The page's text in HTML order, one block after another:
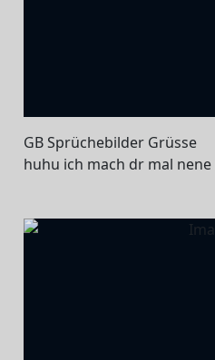
GB Sprüchebilder Grüsse
huhu ich mach dr mal